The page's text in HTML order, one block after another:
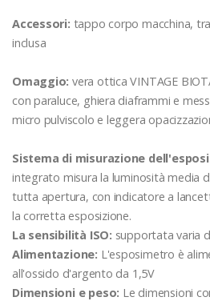
Accessori: tappo corpo macchina,
inclusa
Omaggio: vera ottica VINTAGE
con paraluce, ghiera diaframmi e
micro pulviscolo e leggera
Sistema di misurazione
integrato misura la luminosità media
tutta apertura, con indicatore a
la corretta esposizione.
La sensibilità ISO: supportata varia
Alimentazione: L'esposimetro è
all'ossido d'argento da 1,5V
Dimensioni e peso: Le dimensioni